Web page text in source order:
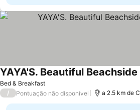
Bed & Breakfast
YAYA'S. Beautiful
/ Pontuação não disponível a 2.5 km de